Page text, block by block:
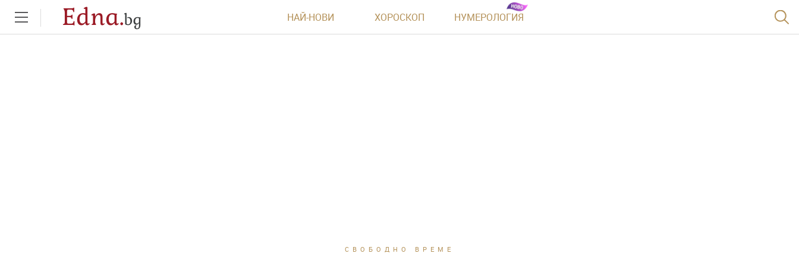
Edna.bg НАЙ-НОВИ ХОРОСКОП НУМЕРОЛОГИЯ
СВОБОДНО ВРЕМЕ